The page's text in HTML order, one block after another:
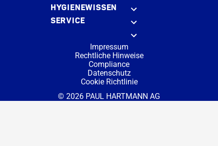
HYGIENEWISSEN
SERVICE
Impressum
Rechtliche Hinweise
Compliance
Datenschutz
Cookie Richtlinie
© 2026 PAUL HARTMANN AG